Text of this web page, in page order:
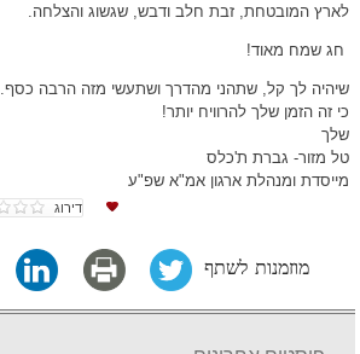
לארץ המובטחת, זבת חלב ודבש, שגשוג והצלחה.
חג שמח מאוד!
שיהיה לך קל, שתהני מהדרך ושתעשי מזה הרבה כסף.
כי זה הזמן שלך להרוויח יותר!
שלך
טל מזור- גברת ת'כלס
מייסדת ומנהלת ארגון אמ"א שפ"ע
דירוג
מוזמנות לשתף